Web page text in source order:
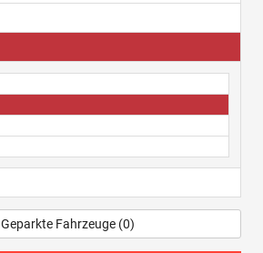
Geparkte Fahrzeuge (0)